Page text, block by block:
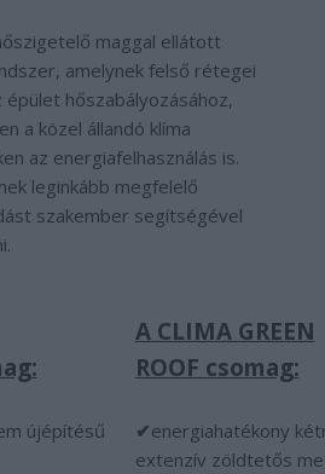
maggal ellátott
amelynek felső rétegei
épület hőszabályozásához,
a közel állandó klíma
az energiafelhasználás is.
leginkább megfelelő
szakember segítségével
újépítésű
A CLIMA GREEN
ROOF csomag:
✔energiahatékony
extenzív zöldtetős